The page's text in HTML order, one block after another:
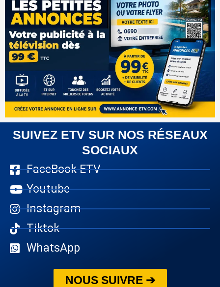
SUIVEZ ETV SUR NOS RÉSEAUX
SOCIAUX
FaceBook ETV
Youtube
Instagram
Tiktok
WhatsApp
NOUS SUIVRE ➔